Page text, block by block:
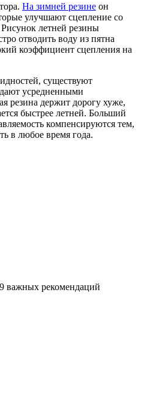
На зимней резине он
улучшают сцепление со
летней резины
отводить воду из пятна
коэффициент сцепления на
существуют
усредненными
резина держит дорогу хуже,
быстрее летней. Больший
компенсируются тем,
в любое время года.
важных рекомендаций